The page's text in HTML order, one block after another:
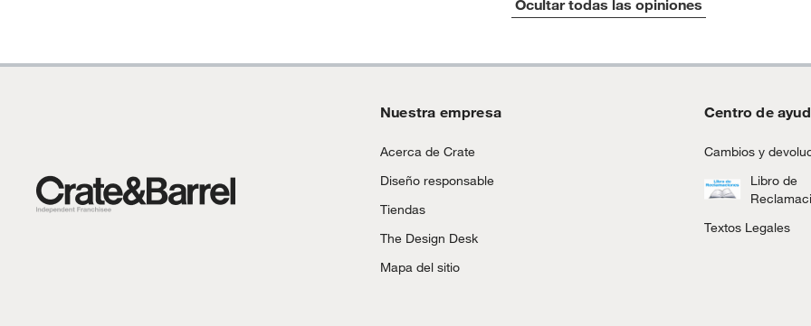
Ocultar todas las opiniones
Nuestra empresa
Acerca de Crate
Diseño responsable
Tiendas
The Design Desk
Mapa del sitio
Centro de
Cambios y
Libro de
Textos Legales